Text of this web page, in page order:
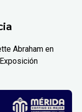
Abraham en